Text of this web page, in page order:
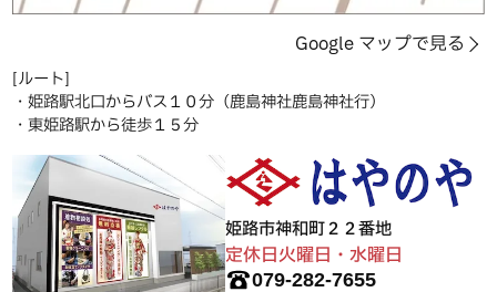
Google マップで見る
[ルート]
・姫路駅北口からバス１０分（鹿島神社鹿島神社行）
・東姫路駅から徒歩１５分
姫路市神和町２２番地
定休日火曜日・水曜日
079-282-7655